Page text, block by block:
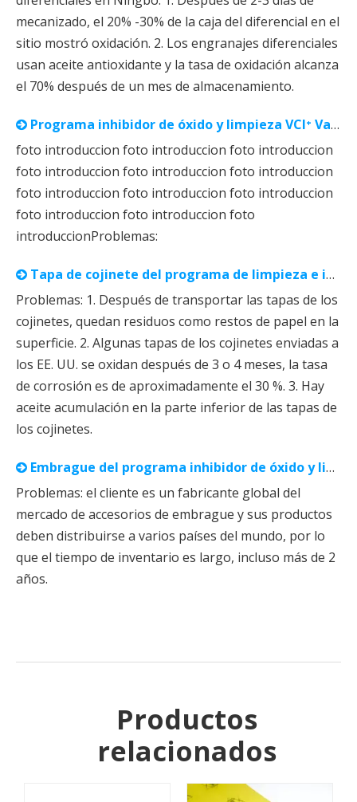
mecanizado, el 20% -30% de la caja del diferencial en el
sitio mostró oxidación. 2. Los engranajes diferenciales
usan aceite antioxidante y la tasa de oxidación alcanza
el 70% después de un mes de almacenamiento.
Programa inhibidor de óxido y limpieza VCI⁺ Varilla de conexión
foto introduccion foto introduccion foto introduccion
foto introduccion foto introduccion foto introduccion
foto introduccion foto introduccion foto introduccion
foto introduccion foto introduccion foto
introduccionProblemas:
Tapa de cojinete del programa de limpieza e inhibidor de óxido VCI⁺
Problemas: 1. Después de transportar las tapas de los
cojinetes, quedan residuos como restos de papel en la
superficie. 2. Algunas tapas de los cojinetes enviadas a
los EE. UU. se oxidan después de 3 o 4 meses, la tasa
de corrosión es de aproximadamente el 30 %. 3. Hay
aceite acumulación en la parte inferior de las tapas de
los cojinetes.
Embrague del programa inhibidor de óxido y limpieza VCI⁺
Problemas: el cliente es un fabricante global del
mercado de accesorios de embrague y sus productos
deben distribuirse a varios países del mundo, por lo
que el tiempo de inventario es largo, incluso más de 2
años.
Productos
relacionados